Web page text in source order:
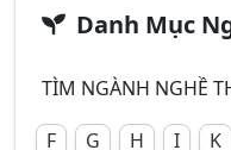
Danh Mục
TÌM NGÀNH NGHỀ
F
G H I K